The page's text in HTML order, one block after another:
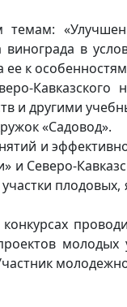
в
к
Кавказского
и другими
«Садовод».
и
Северо-
молодых